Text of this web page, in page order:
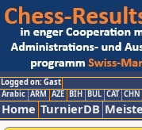
Logged on: Gast
Arabic ARM AZE BIH BUL CAT CHN
Home TurnierDB